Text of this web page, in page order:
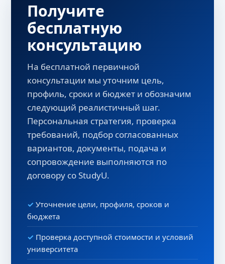
Получите
бесплатную
консультацию
На бесплатной первичной
консультации мы уточним цель,
профиль, сроки и бюджет и обозначим
следующий реалистичный шаг.
Персональная стратегия, проверка
требований, подбор согласованных
вариантов, документы, подача и
сопровождение выполняются по
договору со StudyU.
Уточнение цели, профиля, сроков и
бюджета
Проверка доступной стоимости и условий
университета